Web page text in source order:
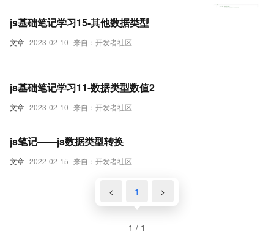
文章 2023-02-10 来自：开发者社区
js基础笔记学习15-其他数据类型
文章 2023-02-10 来自：开发者社区
js基础笔记学习11-数据类型数值2
文章 2022-02-15 来自：开发者社区
js笔记——js数据类型转换
< 1 >
1 / 1